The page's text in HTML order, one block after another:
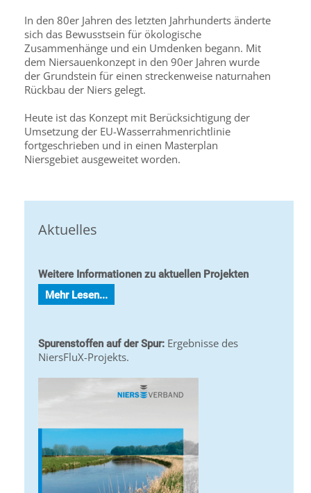
In den 80er Jahren des letzten Jahrhunderts änderte
sich das Bewusstsein für ökologische
Zusammenhänge und ein Umdenken begann. Mit
dem Niersauenkonzept in den 90er Jahren wurde
der Grundstein für einen streckenweise naturnahen
Rückbau der Niers gelegt.
Heute ist das Konzept mit Berücksichtigung der
Umsetzung der EU-Wasserrahmenrichtlinie
fortgeschrieben und in einen Masterplan
Niersgebiet ausgeweitet worden.
Aktuelles
Weitere Informationen zu aktuellen Projekten
Mehr Lesen...
Spurenstoffen auf der Spur: Ergebnisse des
NiersFluX-Projekts.